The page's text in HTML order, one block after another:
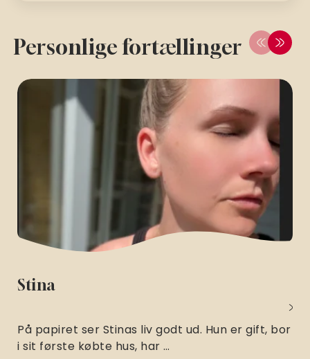
Personlige fortællinger
Stina
På papiret ser Stinas liv godt ud. Hun er gift, bor
i sit første købte hus, har …